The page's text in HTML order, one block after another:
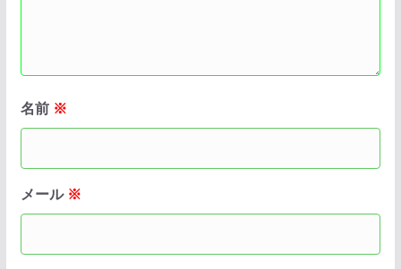
名前 ※
メール ※